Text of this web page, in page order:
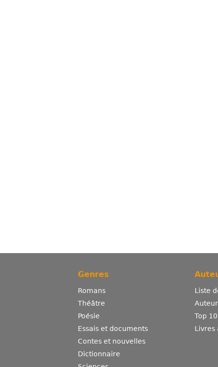
Genres
Romans
Théâtre
Poésie
Essais et documents
Contes et nouvelles
Dictionnaire
Liste
Top
Livres